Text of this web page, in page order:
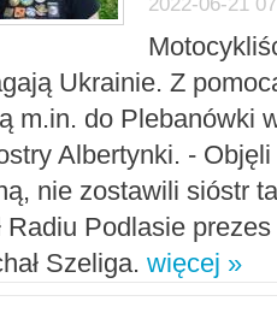
Ukrainie. Z
m.in. do Plebanówki
Albertynki. -
nie zostawili sióstr
Radiu Podlasie
Szeliga. więcej »